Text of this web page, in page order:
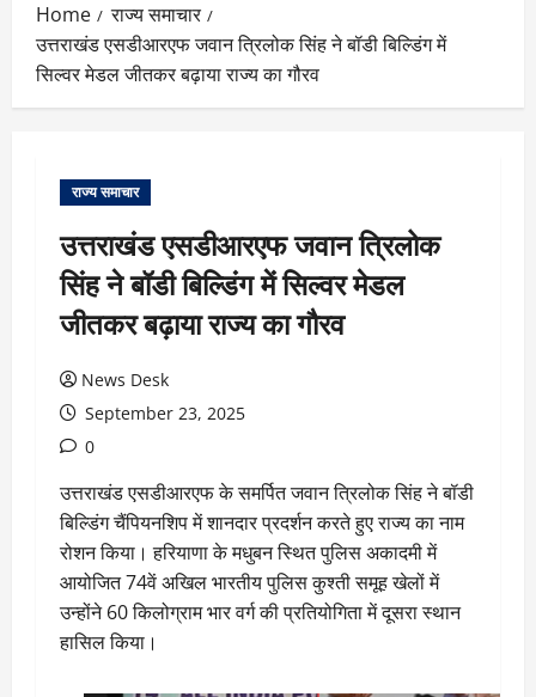
Home
राज्य समाचार
उत्तराखंड एसडीआरएफ जवान त्रिलोक सिंह ने बॉडी बिल्डिंग में
सिल्वर मेडल जीतकर बढ़ाया राज्य का गौरव
राज्य समाचार
उत्तराखंड एसडीआरएफ जवान त्रिलोक
सिंह ने बॉडी बिल्डिंग में सिल्वर मेडल
जीतकर बढ़ाया राज्य का गौरव
News Desk
September 23, 2025
0
उत्तराखंड एसडीआरएफ के समर्पित जवान त्रिलोक सिंह ने बॉडी
बिल्डिंग चैंपियनशिप में शानदार प्रदर्शन करते हुए राज्य का नाम
रोशन किया। हरियाणा के मधुबन स्थित पुलिस अकादमी में
आयोजित 74वें अखिल भारतीय पुलिस कुश्ती समूह खेलों में
उन्होंने 60 किलोग्राम भार वर्ग की प्रतियोगिता में दूसरा स्थान
हासिल किया।